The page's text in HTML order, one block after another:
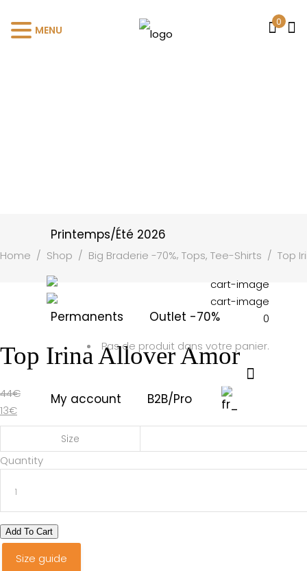
Printemps/Été 2026
Permanents Outlet -70%
My account B2B/Pro
0
Pas de produit dans votre panier.
Home / Shop / Big Braderie -70%, Tops, Tee-Shirts / Top
Top Irina Allover Amor
44€
13€
Size
Top
Allover
Amor
quantity
Quantity
Add To Cart
Size guide
0
MENU